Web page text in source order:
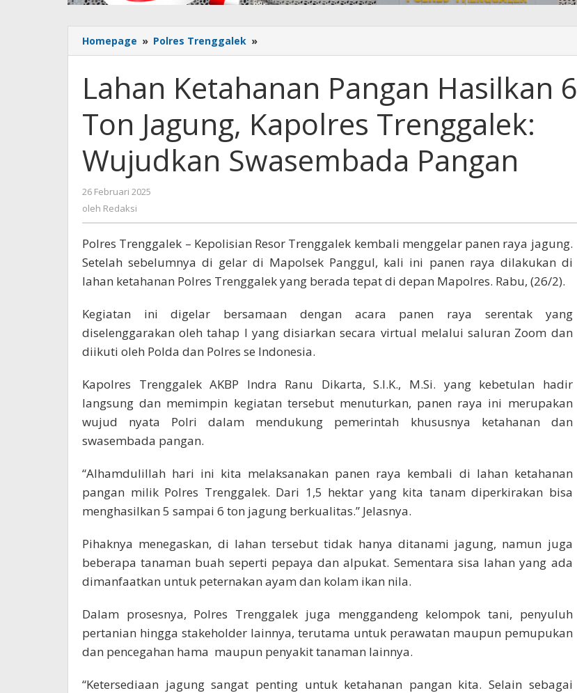
Homepage » Polres Trenggalek »
Ketahanan
Hasilkan
6
Ton
Jagung,
Kapolres
Trenggalek:
Wujudkan
Lahan Ketahanan Pangan Hasilkan 6
Ton Jagung, Kapolres Trenggalek:
Wujudkan Swasembada Pangan
26 Februari 2025
oleh Redaksi
Polres Trenggalek – Kepolisian Resor Trenggalek kembali menggelar panen raya jagung.
Setelah sebelumnya di gelar di Mapolsek Panggul, kali ini panen raya dilakukan di
lahan ketahanan Polres Trenggalek yang berada tepat di depan Mapolres. Rabu, (26/2).
Kegiatan ini digelar bersamaan dengan acara panen raya serentak yang
diselenggarakan oleh tahap I yang disiarkan secara virtual melalui saluran Zoom dan
diikuti oleh Polda dan Polres se Indonesia.
Kapolres Trenggalek AKBP Indra Ranu Dikarta, S.I.K., M.Si. yang kebetulan hadir
langsung dan memimpin kegiatan tersebut menuturkan, panen raya ini merupakan
wujud nyata Polri dalam mendukung pemerintah khususnya ketahanan dan
swasembada pangan.
“Alhamdulillah hari ini kita melaksanakan panen raya kembali di lahan ketahanan
pangan milik Polres Trenggalek. Dari 1,5 hektar yang kita tanam diperkirakan bisa
menghasilkan 5 sampai 6 ton jagung berkualitas.” Jelasnya.
Pihaknya menegaskan, di lahan tersebut tidak hanya ditanami jagung, namun juga
beberapa tanaman buah seperti pepaya dan alpukat. Sementara sisa lahan yang ada
dimanfaatkan untuk peternakan ayam dan kolam ikan nila.
Dalam prosesnya, Polres Trenggalek juga menggandeng kelompok tani, penyuluh
pertanian hingga stakeholder lainnya, terutama untuk perawatan maupun pemupukan
dan pencegahan hama maupun penyakit tanaman lainnya.
“Ketersediaan jagung sangat penting untuk ketahanan pangan kita. Selain sebagai